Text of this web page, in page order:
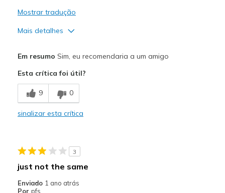
Mostrar tradução
Mais detalhes
Stylish
Contras
Had to return because being ¹/² size too tight
Casual Wear
Sizing
Em resumo Sim, eu recomendaria a um amigo
Esta crítica foi útil?
9 0
sinalizar esta crítica
3
just not the same
Enviado 1 ano atrás
Por pfs